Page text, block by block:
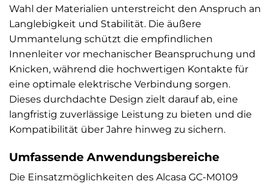
Wahl der Materialien unterstreicht den Anspruch an
Langlebigkeit und Stabilität. Die äußere
Ummantelung schützt die empfindlichen
Innenleiter vor mechanischer Beanspruchung und
Knicken, während die hochwertigen Kontakte für
eine optimale elektrische Verbindung sorgen.
Dieses durchdachte Design zielt darauf ab, eine
langfristig zuverlässige Leistung zu bieten und die
Kompatibilität über Jahre hinweg zu sichern.
Umfassende Anwendungsbereiche
Die Einsatzmöglichkeiten des Alcasa GC-M0109